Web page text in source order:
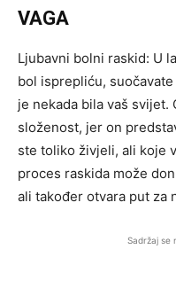
VAGA
Ljubavni bolni raskid: U
bol isprepliću,
je nekada bila vaš svijet.
složenost, jer on
ste toliko živjeli, ali koje
proces raskida može
ali također otvara put za
Sadržaj se